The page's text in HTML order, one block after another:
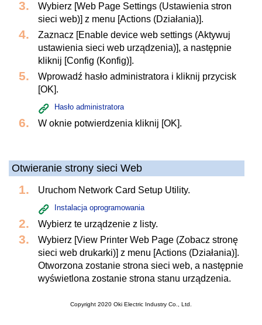
Wybierz [Web Page Settings (Ustawienia stron
sieci web)] z menu [Actions (Działania)].
Zaznacz [Enable device web settings (Aktywuj
ustawienia sieci web urządzenia)], a następnie
kliknij [Config (Konfig)].
Wprowadź hasło administratora i kliknij przycisk
[OK].
Hasło administratora
W oknie potwierdzenia kliknij [OK].
Otwieranie strony sieci Web
Uruchom Network Card Setup Utility.
Instalacja oprogramowania
Wybierz te urządzenie z listy.
Wybierz [View Printer Web Page (Zobacz stronę
sieci web drukarki)] z menu [Actions (Działania)].
Otworzona zostanie strona sieci web, a następnie
wyświetlona zostanie strona stanu urządzenia.
Copyright 2020 Oki Electric Industry Co., Ltd.